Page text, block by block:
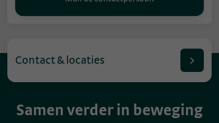
Samen verder in beweging
Contact & locaties